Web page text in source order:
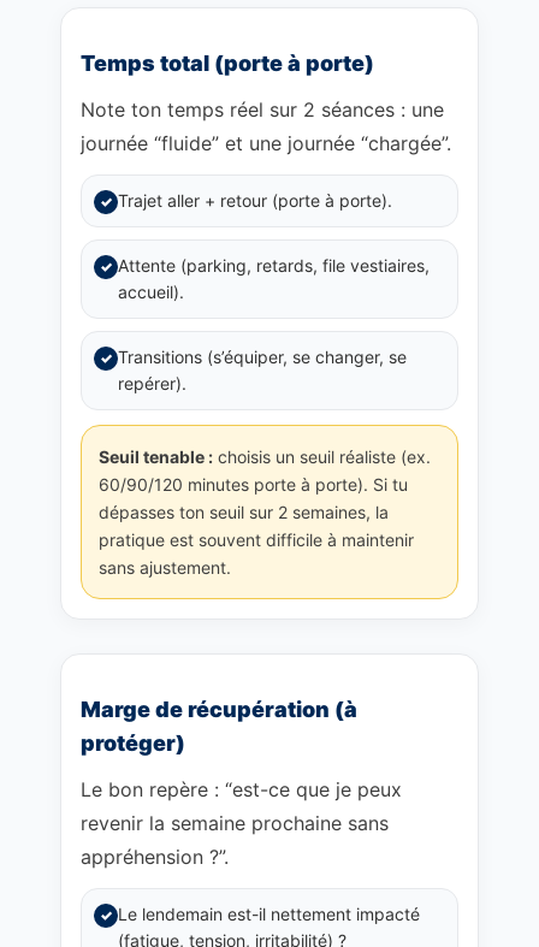
Temps total (porte à porte)
Note ton temps réel sur 2 séances : une
journée “fluide” et une journée “chargée”.
✓ Trajet aller + retour (porte à porte).
✓ Attente (parking, retards, file vestiaires,
accueil).
✓ Transitions (s’équiper, se changer, se
repérer).
Seuil tenable : choisis un seuil réaliste (ex.
60/90/120 minutes porte à porte). Si tu
dépasses ton seuil sur 2 semaines, la
pratique est souvent difficile à maintenir
sans ajustement.
Marge de récupération (à
protéger)
Le bon repère : “est-ce que je peux
revenir la semaine prochaine sans
appréhension ?”.
✓ Le lendemain est-il nettement impacté
(fatigue, tension, irritabilité) ?